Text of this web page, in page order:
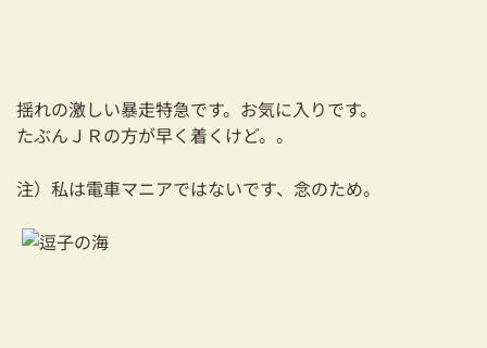
揺れの激しい暴走特急です。お気に入りです。
たぶんＪＲの方が早く着くけど。。
注）私は電車マニアではないです、念のため。